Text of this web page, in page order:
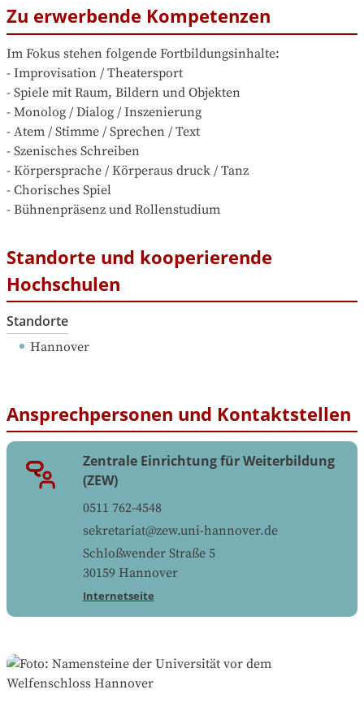
Zu erwerbende Kompetenzen
Im Fokus stehen folgende Fortbildungsinhalte:
- Improvisation / Theatersport
- Spiele mit Raum, Bildern und Objekten
- Monolog / Dialog / Inszenierung
- Atem / Stimme / Sprechen / Text
- Szenisches Schreiben
- Körpersprache / Körperaus druck / Tanz
- Chorisches Spiel
- Bühnenpräsenz und Rollenstudium
Standorte und kooperierende
Hochschulen
Standorte
Hannover
Ansprechpersonen und Kontaktstellen
Zentrale Einrichtung für Weiterbildung
(ZEW)
0511 762-4548
sekretariat@zew.uni-hannover.de
Schloßwender Straße 5
30159 Hannover
Internetseite